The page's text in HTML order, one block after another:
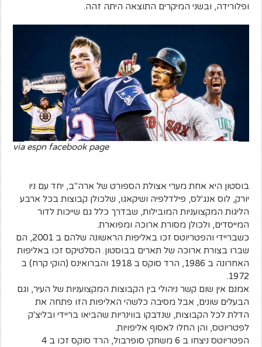
ופלורידה, ובשני המיקרים התוצאה היתה זהה.
via espn facebook page
בוסטון היא אחת מערי אצולת הספורט של ארה"ב, יחד עם ניו
יורק, לוס אנג'לס, פילדלפיה ושיקאגו, שלכולן קבוצות בכל ארבע
הליגות המקצועניות המובילות, שבדרך כלל גם שייכות לדור
המייסדים, ולכולן מסורת ארוכה ומפוארת.
כשבריידי והפטריוטס זכו באליפות הראשונה שלהם ב 2001, הם
שברו בצורת ארוכה של תארים בבוסטון. הסלטיקס זכו באליפות
האחרונה ב 1986, הרד סוקס ב 1918 והברואינס (הוקי קרח) ב
1972.
אמנם אין שום קשר ניהולי בין הקבוצות המקצועניות של העיר, וגם
הבעלים שונים, אבל מסיבה כלשהי האליפות הזו פתחה את
הדלת לכל הקבוצות, שנדבקו בווינריות שהביאו בריידי ובליצ'ק
לפטריוטס, והן החלו לאסוף אליפויות.
הפטריוטס ניצחו ב 6 משחקי סופרבול, הרד סוקס זכו ב 4